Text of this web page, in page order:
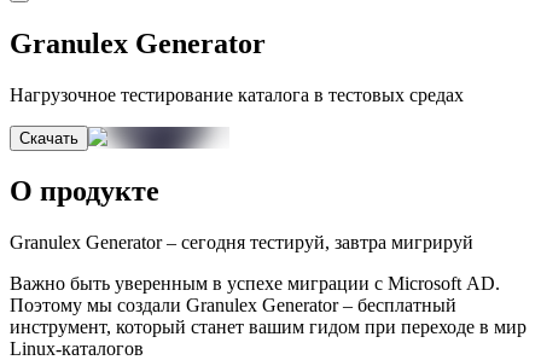
Granulex Generator
Нагрузочное тестирование каталога в тестовых средах
Скачать
О продукте
Granulex Generator – сегодня тестируй, завтра мигрируй
Важно быть уверенным в успехе миграции c Microsoft AD.
Поэтому мы создали Granulex Generator – бесплатный
инструмент, который станет вашим гидом при переходе в мир
Linux-каталогов